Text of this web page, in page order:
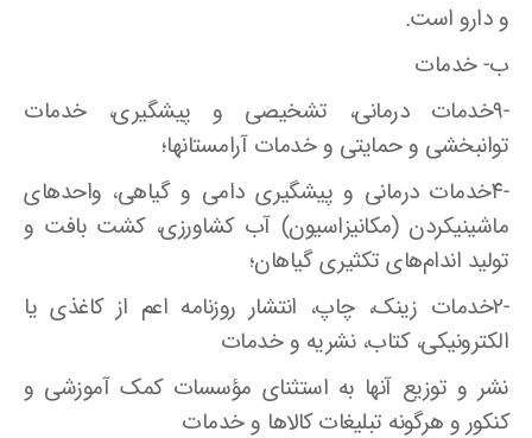
و دارو است.
ب- خدمات
-۹خدمات درمانی، تشخیصی و پیشگیری، خدمات
توانبخشی و حمایتی و خدمات آرامستانها؛
-۴خدمات درمانی و پیشگیری دامی و گیاهی، واحد‌های
ماشینیکردن (مکانیزاسیون) آب کشاورزی، کشت بافت و
تولید اندام‌های تکثیری گیاهان؛
-۲خدمات زینک، چاپ، انتشار روزنامه اعم از کاغذی یا
الکترونیکی، کتاب، نشریه و خدمات
نشر و توزیع آنها به استثنای مؤسسات کمک آموزشی و
کنکور و هرگونه تبلیغات کالاها و خدمات